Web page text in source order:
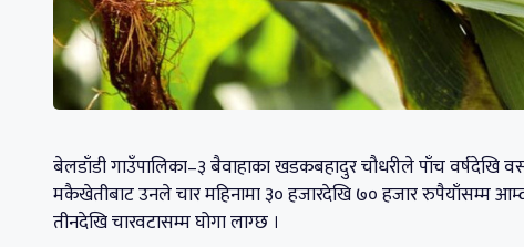
बेलडाँडी गाउँपालिका–३ बैवाहाका खडकबहादुर चौधरीले पाँच वर्षदेखि
मकैखेतीबाट उनले चार महिनामा ३० हजारदेखि ७० हजार रुपैयाँसम्म
तीनदेखि चारवटासम्म घोगा लाग्छ ।